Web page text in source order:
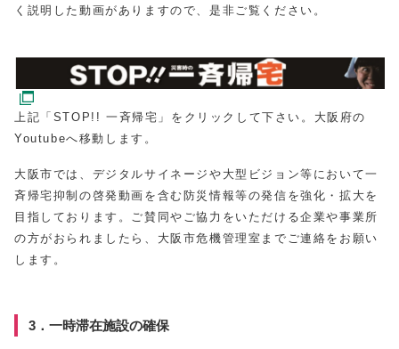
く説明した動画がありますので、是非ご覧ください。
上記「STOP!! 一斉帰宅」をクリックして下さい。大阪府の
Youtubeへ移動します。
大阪市では、デジタルサイネージや大型ビジョン等において一
斉帰宅抑制の啓発動画を含む防災情報等の発信を強化・拡大を
目指しております。ご賛同やご協力をいただける企業や事業所
の方がおられましたら、大阪市危機管理室までご連絡をお願い
します。
3．一時滞在施設の確保